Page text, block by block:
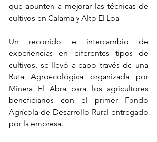
que apunten a mejorar las técnicas de
cultivos en Calama y Alto El Loa
Un recorrido e intercambio de
experiencias en diferentes tipos de
cultivos, se llevó a cabo través de una
Ruta Agroecológica organizada por
Minera El Abra para los agricultores
beneficiarios con el primer Fondo
Agrícola de Desarrollo Rural entregado
por la empresa.